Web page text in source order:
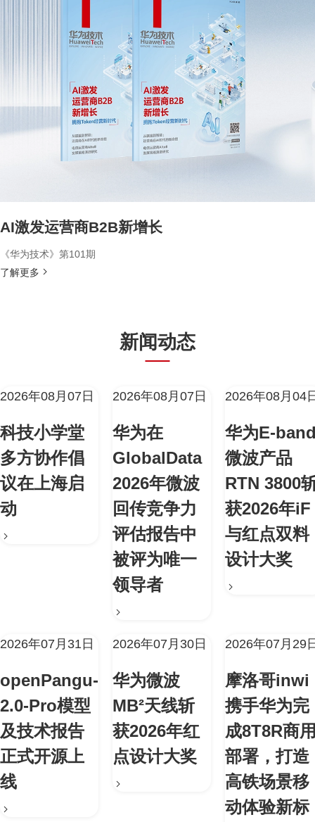
AI激发运营商B2B新增长
《华为技术》第101期
了解更多
新闻动态
2026年08月07日
科技小学堂
多方协作倡
议在上海启
动
2026年08月07日
华为在
GlobalData
2026年微波
回传竞争力
评估报告中
被评为唯一
领导者
2026年08月04
华为E-
微波产品
RTN 3800
获2026年iF
与红点双料
设计大奖
2026年07月31日
openPangu-
2.0-Pro模型
及技术报告
正式开源上
线
2026年07月30日
华为微波
MB²天线斩
获2026年红
点设计大奖
2026年07月29
摩洛哥inwi
携手华为完
成8T8R商
部署，打造
高铁场景移
动体验新标